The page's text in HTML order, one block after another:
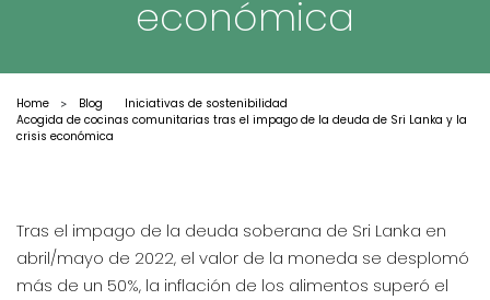
económica
Home > Blog
Iniciativas de sostenibilidad
Acogida de cocinas comunitarias tras el impago de la deuda de Sri Lanka y la
crisis económica
Tras el impago de la deuda soberana de Sri Lanka en
abril/mayo de 2022, el valor de la moneda se desplomó
más de un 50%, la inflación de los alimentos superó el